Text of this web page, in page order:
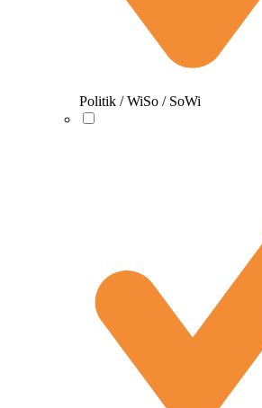
Politik / WiSo / SoWi